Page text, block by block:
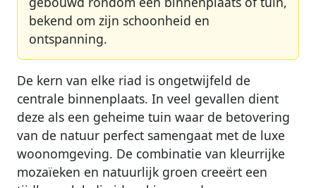
bekend om zijn schoonheid en
ontspanning.
De kern van elke riad is ongetwijfeld de
centrale binnenplaats. In veel gevallen dient
deze als een geheime tuin waar de betovering
van de natuur perfect samengaat met de luxe
woonomgeving. De combinatie van kleurrijke
mozaïeken en natuurlijk groen creeërt een